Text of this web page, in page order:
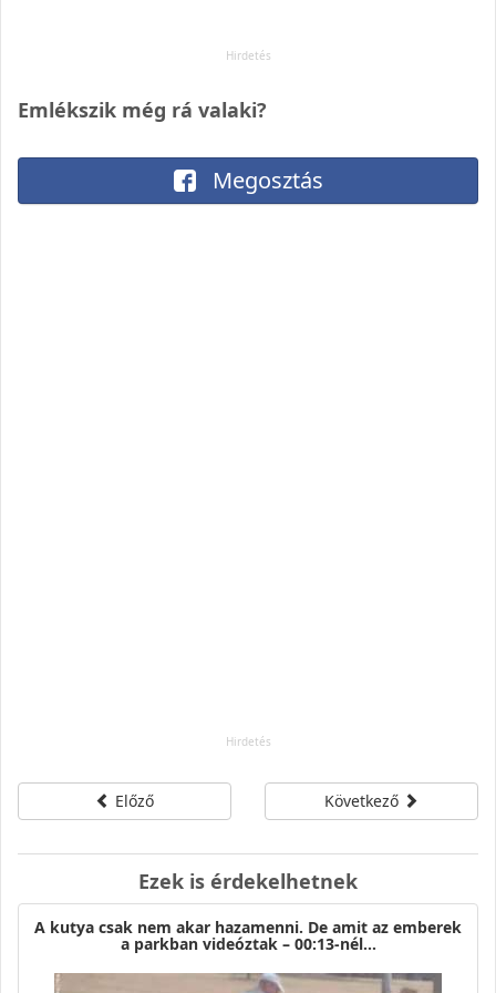
Emlékszik még rá valaki?
Megosztás
Előző Következő
Ezek is érdekelhetnek
A kutya csak nem akar hazamenni. De amit az emberek
a parkban videóztak – 00:13-nél…